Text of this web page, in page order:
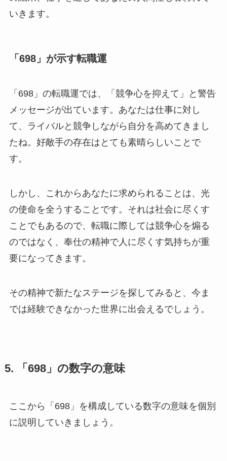
いきます。
「698」が示す転職運
「698」の転職運では、「競争心を抑えて」と警告
メッセージが出ています。あなたは仕事に対し
て、ライバルと競争しながら自分を高めてきまし
たね。好敵手の存在はとても素晴らしいことで
す。
しかし、これからあなたに求められることは、光
の使命を全うすることです。それは社会に尽くす
ことでもあるので、転職に際しては競争心を煽る
のではなく、奉仕の精神で人に尽くす気持ちが重
要になってきます。
その精神で新たなステージを探してみると、今ま
では経験できなかった世界に出会えるでしょう。
5. 「698」の数字の意味
ここから「698」を構成している数字の意味を個別
に説明していきましょう。